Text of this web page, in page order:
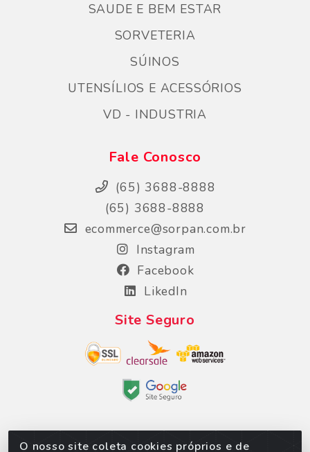
O nosso site coleta cookies próprios e de
SAUDE E BEM ESTAR
SORVETERIA
SÚINOS
UTENSÍLIOS E ACESSÓRIOS
VD - INDUSTRIA
Fale Conosco
(65) 3688-8888
(65) 3688-8888
ecommerce@sorpan.com.br
Instagram
Facebook
LikedIn
Site Seguro